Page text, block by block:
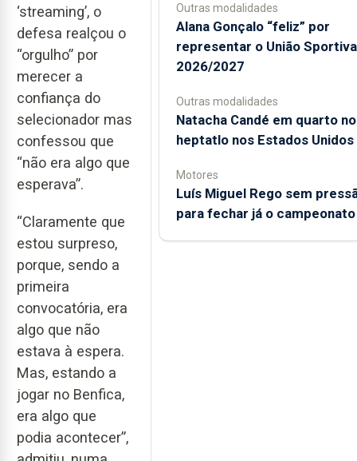
‘streaming’, o
defesa realçou o
“orgulho” por
merecer a
confiança do
selecionador mas
confessou que
“não era algo que
esperava”.
“Claramente que
estou surpreso,
porque, sendo a
primeira
convocatória, era
algo que não
estava à espera.
Mas, estando a
jogar no Benfica,
era algo que
podia acontecer”,
Outras modalidades
Alana Gonçalo “feliz” por
representar o União
2026/2027
Outras modalidades
Natacha Candé em quarto no
heptatlo nos Estados Unidos
Motores
Luís Miguel Rego sem
para fechar já o campeonato